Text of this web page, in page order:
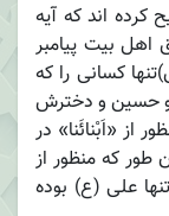
اند که آیه
در حق اهل بیت پیامبر
کسانی را که
و حسین و دخترش
از «اَبْنائَنا» در
که منظور از
علی (ع) بوده